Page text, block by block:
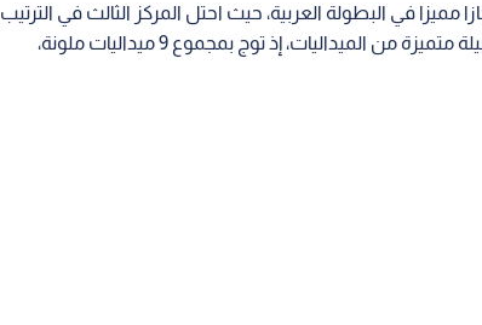
مميزا في البطولة العربية، حيث احتل المركز الثالث في الترتيب
العام بين الدول المشاركة. وكان للفريق الوطني حصيلة متميزة من الميداليات، إذ توج بمجموع 9 ميداليات ملونة،